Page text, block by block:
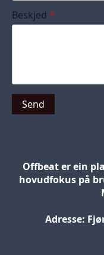
Beskjed *
Send
Offbeat er ein
hovudfokus på
Adresse: